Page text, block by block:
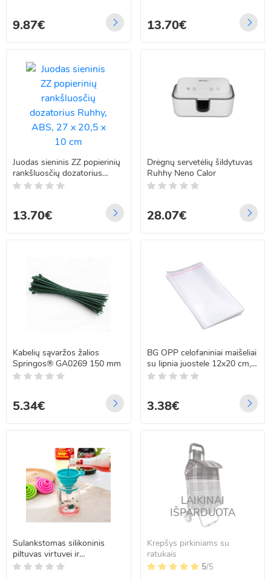
9.87€ 13.70€
Juodas sieninis ZZ popierinių
rankšluosčių dozatorius
Ruhhy, ABS, 27 x 20,5 x 10
13.70€
Drėgnų servetėlių šildytuvas
Ruhhy Neno Calor
28.07€
Kabelių sąvaržos žalios
Springos® GA0269 150 mm
5.34€
BG OPP celofaniniai maišeliai
su lipnia juostele 12x20 cm,
100 vnt.
3.38€
Sulankstomas silikoninis
piltuvas virtuvei ir
dirbtuvėms, mėlynas
LAIKINAI
IŠPARDUOTA
Krepšys pirkiniams su
ratukais
5/5